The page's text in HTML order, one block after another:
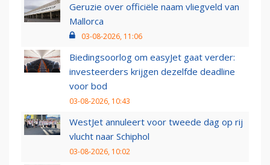
Geruzie over officiële naam vliegveld van
Mallorca
03-08-2026, 11:06
Biedingsoorlog om easyJet gaat verder:
investeerders krijgen dezelfde deadline
voor bod
03-08-2026, 10:43
WestJet annuleert voor tweede dag op rij
vlucht naar Schiphol
03-08-2026, 10:02